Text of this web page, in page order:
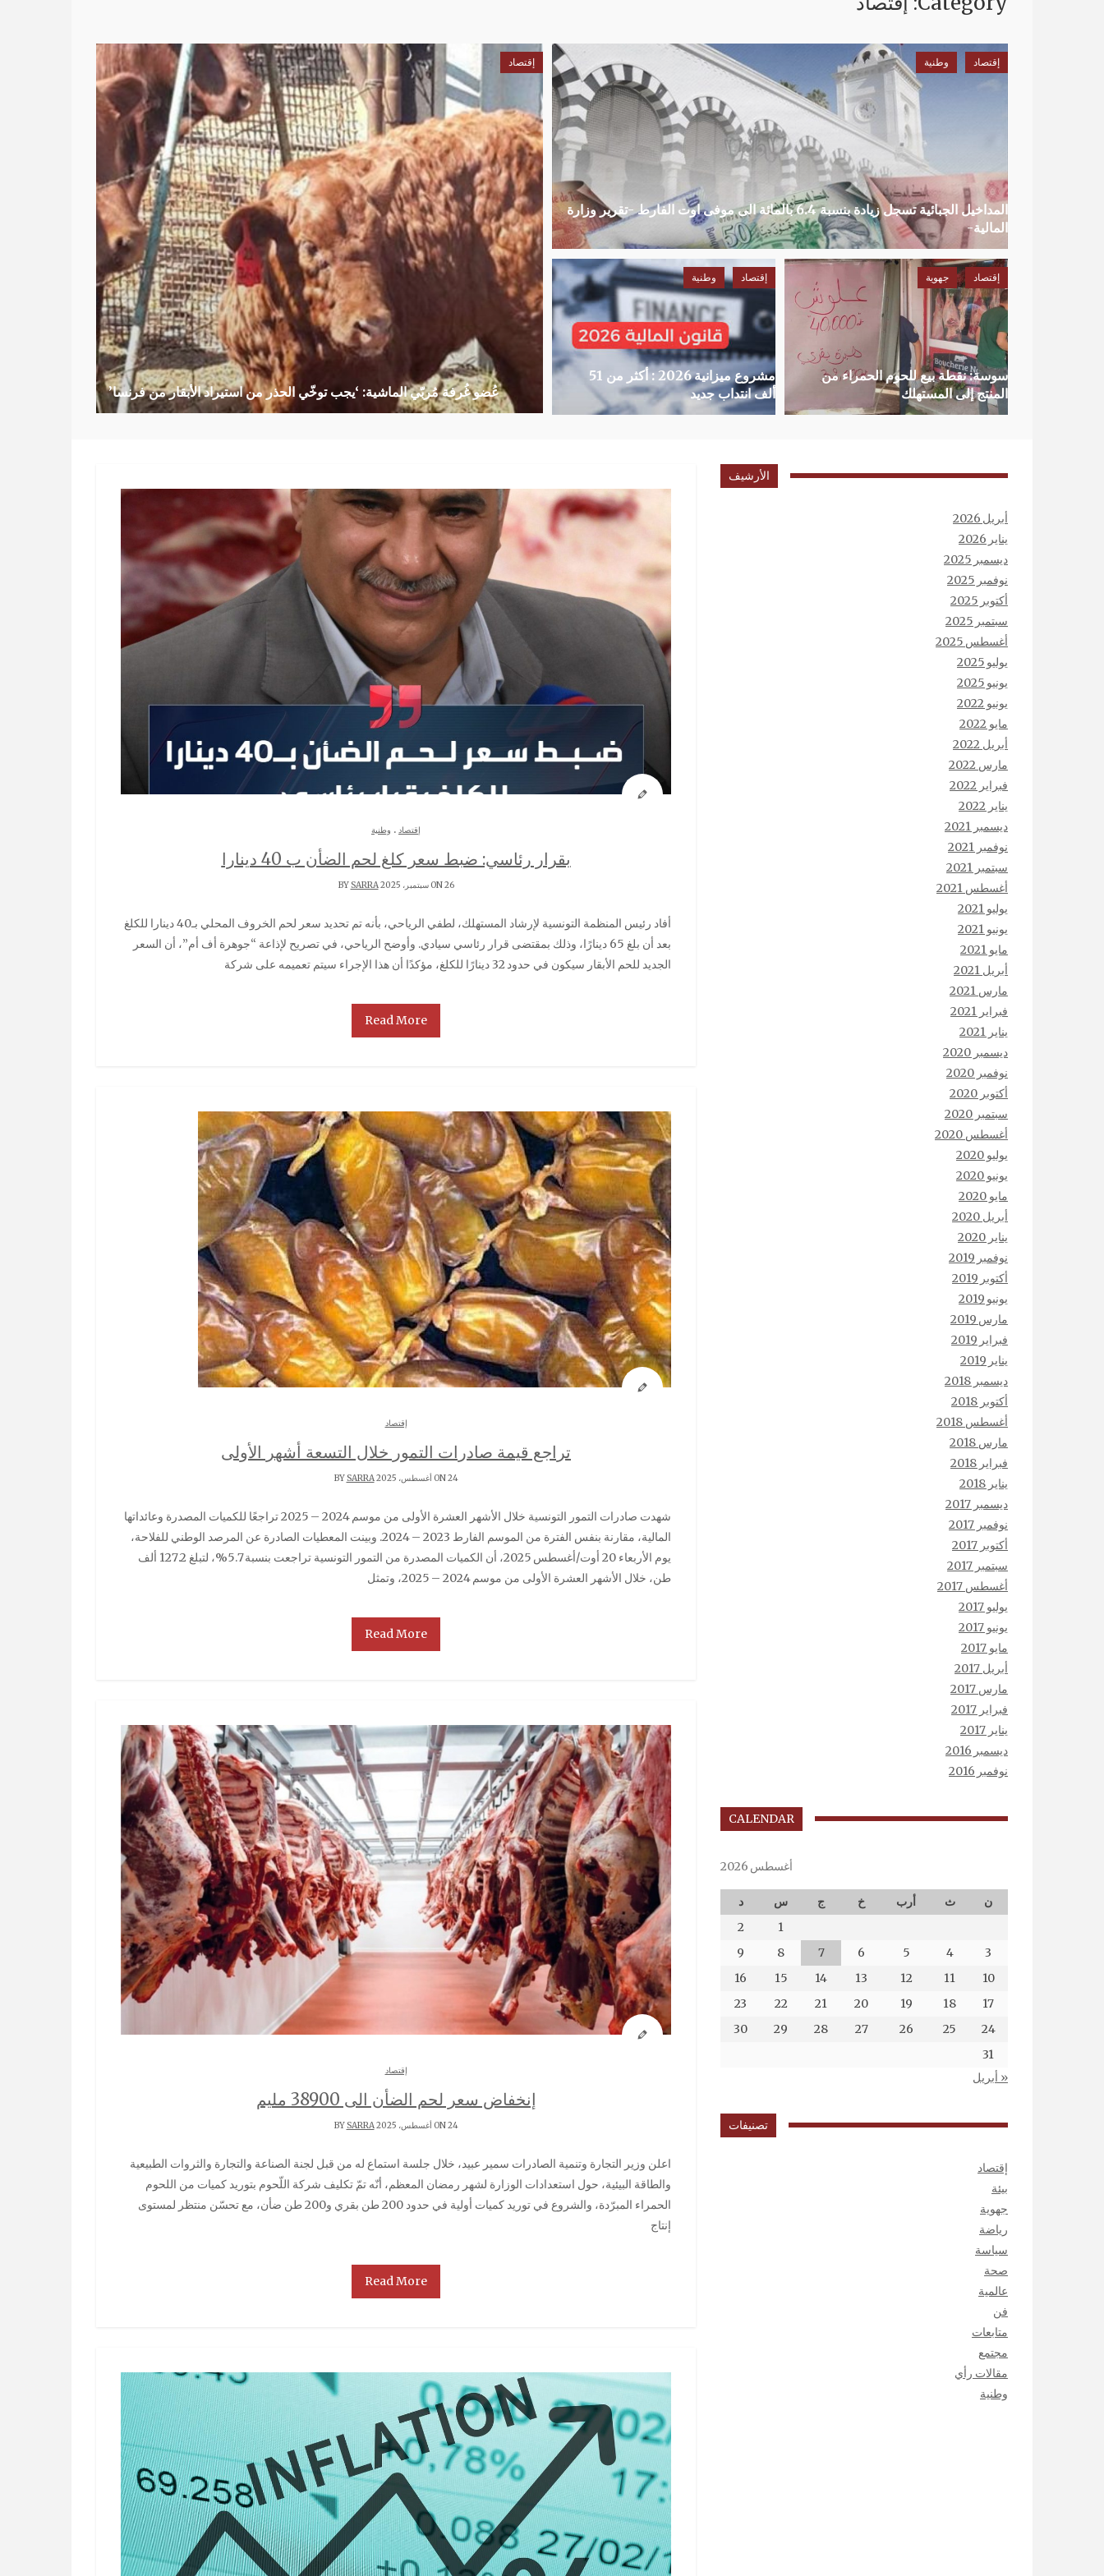
عُضو غُرفة مُربّي الماشية: ‘يجب توخّي الحذر من استيراد الأبقار من فرنسا’
إقتصاد
المداخيل الجبائية تسجل زيادة بنسبة 6.4 بالمائة الى موفى اوت الفارط -تقرير وزارة
المالية-
إقتصاد وطنية
مشروع ميزانية 2026 : أكثر من 51
ألف انتداب جديد
إقتصاد وطنية
سوسة: نقطة بيع للحوم الحمراء من
المنتج إلى المستهلك
إقتصاد جهوية
إقتصاد . وطنية
بقرار رئاسي: ضبط سعر كلغ لحم الضأن ب 40 دينارا
ON 26 سبتمبر، 2025 BY SARRA
أفاد رئيس المنظمة التونسية لإرشاد المستهلك، لطفي الرياحي، بأنه تم تحديد سعر لحم الخروف المحلي بـ40 دينارا للكلغ
بعد أن بلغ 65 دينارًا، وذلك بمقتضى قرار رئاسي سيادي. وأوضح الرياحي، في تصريح لإذاعة “جوهرة أف أم”، أن السعر
الجديد للحم الأبقار سيكون في حدود 32 دينارًا للكلغ، مؤكدًا أن هذا الإجراء سيتم تعميمه على شركة
Read More
إقتصاد
تراجع قيمة صادرات التمور خلال التسعة أشهر الأولى
ON 24 أغسطس، 2025 BY SARRA
شهدت صادرات التمور التونسية خلال الأشهر العشرة الأولى من موسم 2024 – 2025 تراجعًا للكميات المصدرة وعائداتها
المالية، مقارنة بنفس الفترة من الموسم الفارط 2023 – 2024. وبينت المعطيات الصادرة عن المرصد الوطني للفلاحة،
يوم الأربعاء 20 أوت/أغسطس 2025، أن الكميات المصدرة من التمور التونسية تراجعت بنسبة 5.7%، لتبلغ 127.2 ألف
طن، خلال الأشهر العشرة الأولى من موسم 2024 – 2025، وتمثل
Read More
إقتصاد
إنخفاض سعر لحم الضأن الى 38900 مليم
ON 24 أغسطس، 2025 BY SARRA
اعلن وزير التجارة وتنمية الصادرات سمير عبيد، خلال جلسة استماع له من قبل لجنة الصناعة والتجارة والثروات الطبيعية
والطاقة البيئية، حول استعدادات الوزارة لشهر رمضان المعظم، أنّه تمّ تكليف شركة اللّحوم بتوريد كميات من اللحوم
الحمراء المبرّدة، والشروع في توريد كميات أولية في حدود 200 طن بقري و200 طن ضأن، مع تحسّن منتظر لمستوى
إنتاج
Read More
الأرشيف
أبريل 2026
يناير 2026
ديسمبر 2025
نوفمبر 2025
أكتوبر 2025
سبتمبر 2025
أغسطس 2025
يوليو 2025
يونيو 2025
يونيو 2022
مايو 2022
أبريل 2022
مارس 2022
فبراير 2022
يناير 2022
ديسمبر 2021
نوفمبر 2021
سبتمبر 2021
أغسطس 2021
يوليو 2021
يونيو 2021
مايو 2021
أبريل 2021
مارس 2021
فبراير 2021
يناير 2021
ديسمبر 2020
نوفمبر 2020
أكتوبر 2020
سبتمبر 2020
أغسطس 2020
يوليو 2020
يونيو 2020
مايو 2020
أبريل 2020
يناير 2020
نوفمبر 2019
أكتوبر 2019
يونيو 2019
مارس 2019
فبراير 2019
يناير 2019
ديسمبر 2018
أكتوبر 2018
أغسطس 2018
مارس 2018
فبراير 2018
يناير 2018
ديسمبر 2017
نوفمبر 2017
أكتوبر 2017
سبتمبر 2017
أغسطس 2017
يوليو 2017
يونيو 2017
مايو 2017
أبريل 2017
مارس 2017
فبراير 2017
يناير 2017
ديسمبر 2016
نوفمبر 2016
CALENDAR
أغسطس 2026
ن ث أرب خ ج س
د
1
2
3
4
5
6
7
8
9
10
11
12
13
14
15
16
17
18
19
20
21
22
23
24
25
26
27
28
29
30
31
« أبريل
تصنيفات
إقتصاد
بيئة
جهوية
رياضة
سياسة
صحة
عالمية
فن
متابعات
مجتمع
مقالات رأي
وطنية